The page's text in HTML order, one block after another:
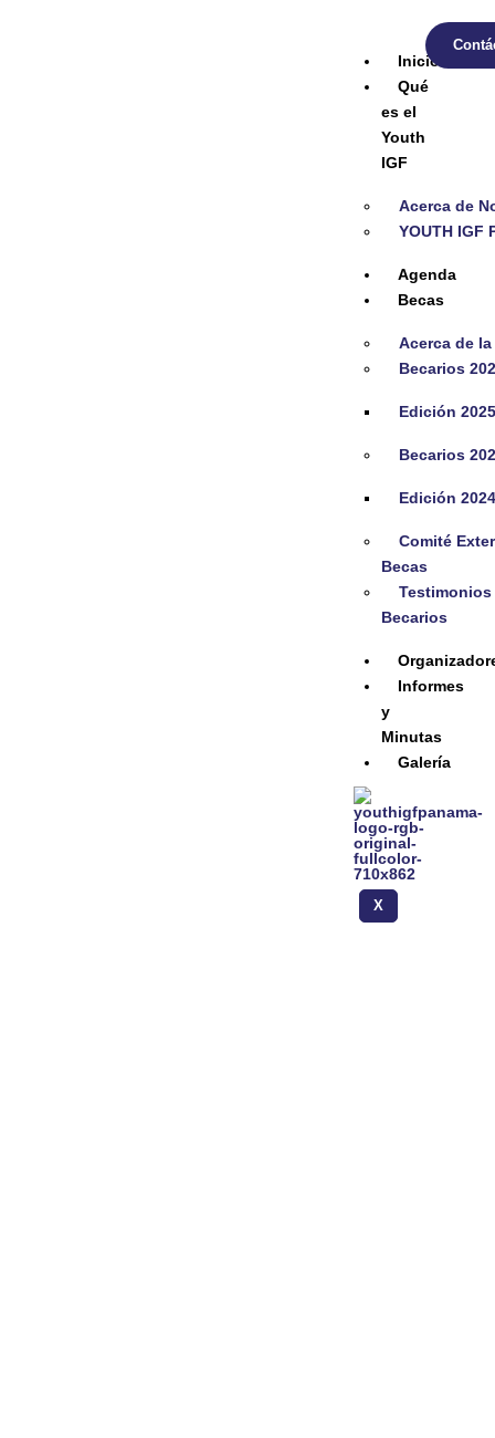
Inicio
Qué
es el
Youth
IGF
Acerca de
YOUTH IGF
Agenda
Becas
Acerca de la
Becarios
Edición 2025
Becarios
Edición 2024
Comité
Becas
Testimonios
Becarios
Informes
y
Minutas
Galería
X